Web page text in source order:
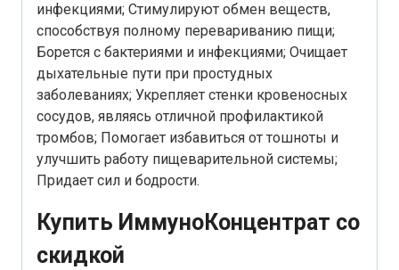
инфекциями; Стимулируют обмен веществ,
способствуя полному перевариванию пищи;
Борется с бактериями и инфекциями; Очищает
дыхательные пути при простудных
заболеваниях; Укрепляет стенки кровеносных
сосудов, являясь отличной профилактикой
тромбов; Помогает избавиться от тошноты и
улучшить работу пищеварительной системы;
Придает сил и бодрости.
Купить ИммуноКонцентрат со
скидкой